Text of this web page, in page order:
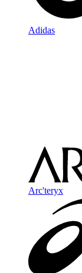
Adidas
Arc'teryx